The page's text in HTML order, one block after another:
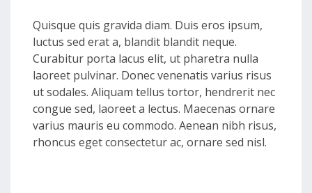
Quisque quis gravida diam. Duis eros ipsum,
luctus sed erat a, blandit blandit neque.
Curabitur porta lacus elit, ut pharetra nulla
laoreet pulvinar. Donec venenatis varius risus
ut sodales. Aliquam tellus tortor, hendrerit nec
congue sed, laoreet a lectus. Maecenas ornare
varius mauris eu commodo. Aenean nibh risus,
rhoncus eget consectetur ac, ornare sed nisl.